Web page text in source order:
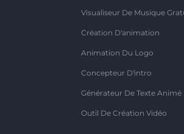
Visualiseur De Musique
Création D'animation
Animation Du Logo
Concepteur D'intro
Générateur De Texte Animé
Outil De Création Vidéo